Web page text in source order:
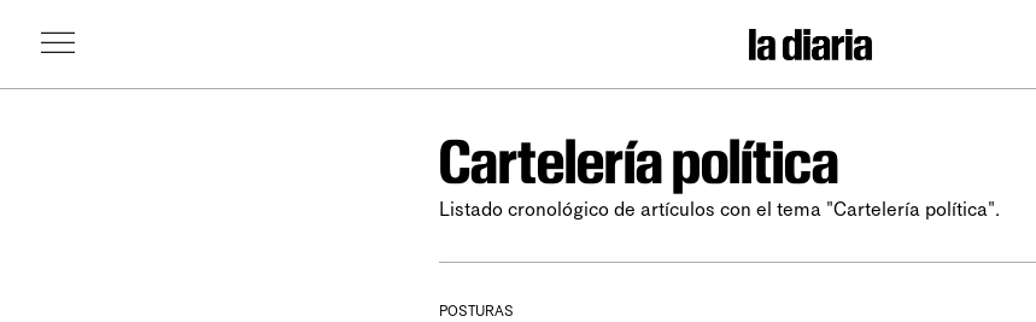
Cartelería política
Listado cronológico de artículos con el tema "Cartelería política".
POSTURAS